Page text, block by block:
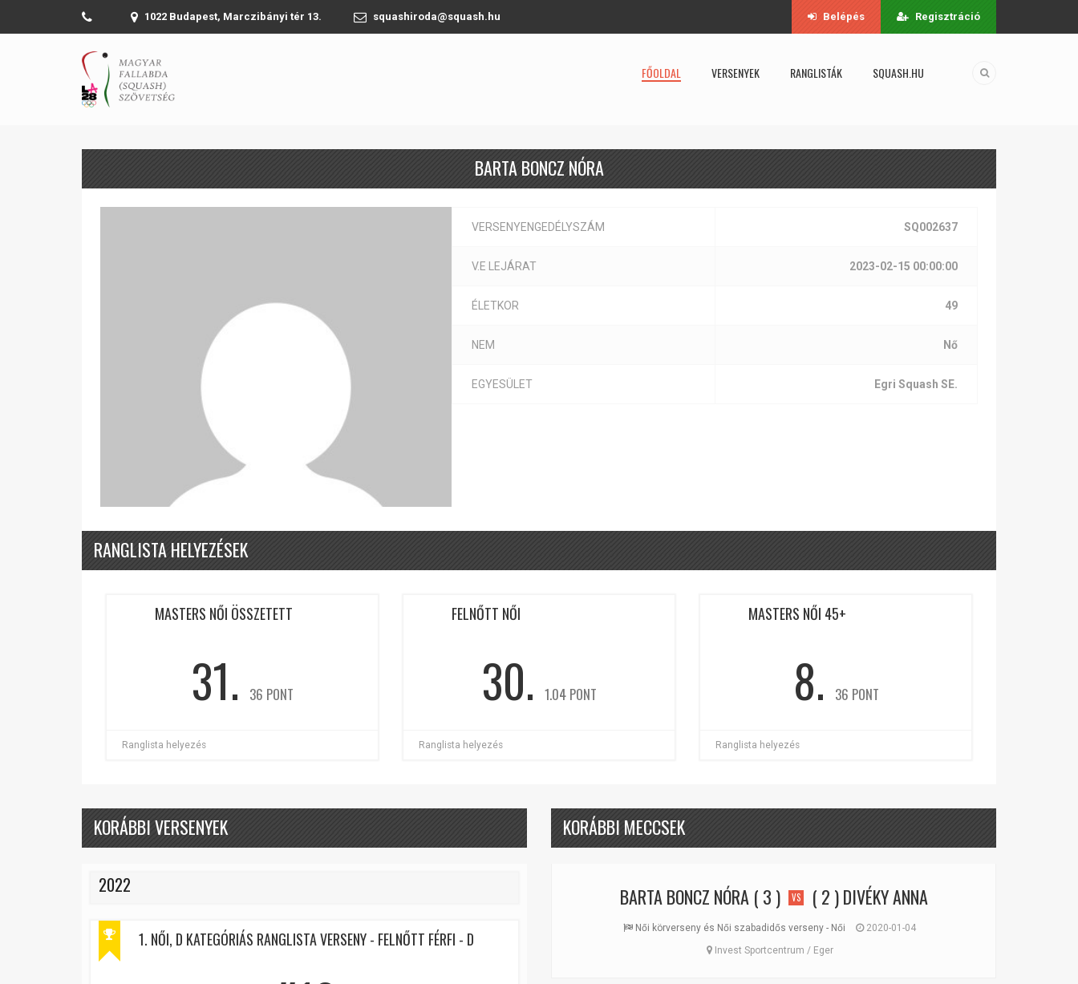
1022 Budapest, Marczibányi tér 13. squashiroda@squash.hu Belépés Regisztráció
FŐOLDAL VERSENYEK RANGLISTÁK SQUASH.HU
BARTA BONCZ NÓRA
VERSENYENGEDÉLYSZÁM SQ002637
V.E LEJÁRAT 2023-02-15 00:00:00
ÉLETKOR 49
NEM Nő
EGYESÜLET Egri Squash SE.
RANGLISTA HELYEZÉSEK
MASTERS NŐI ÖSSZETETT
31. 36 PONT
Ranglista helyezés
FELNŐTT NŐI
30. 1.04 PONT
Ranglista helyezés
MASTERS NŐI 45+
8. 36 PONT
Ranglista helyezés
KORÁBBI VERSENYEK
2022
1. NŐI, D KATEGÓRIÁS RANGLISTA VERSENY - FELNŐTT FÉRFI - D
KORÁBBI MECCSEK
BARTA BONCZ NÓRA ( 3 ) VS ( 2 )DIVÉKY ANNA
Női körverseny és Női szabadidős verseny - Női
2020-01-04
Invest Sportcentrum / Eger